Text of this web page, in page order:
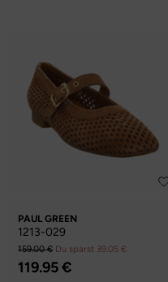
PAUL GREEN
1213-029
159.00 € Du sparst 39.05 €
119.95 €